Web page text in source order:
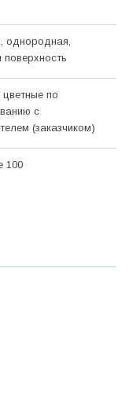
однородная,
поверхность
по
с
(заказчиком)
100